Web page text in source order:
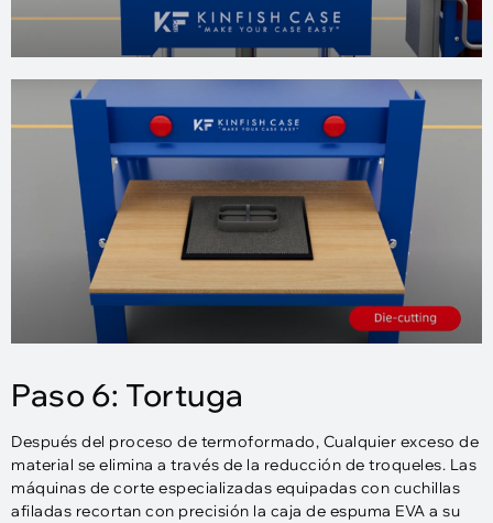
Paso 6: Tortuga
Después del proceso de termoformado, Cualquier exceso de
material se elimina a través de la reducción de troqueles. Las
máquinas de corte especializadas equipadas con cuchillas
afiladas recortan con precisión la caja de espuma EVA a su